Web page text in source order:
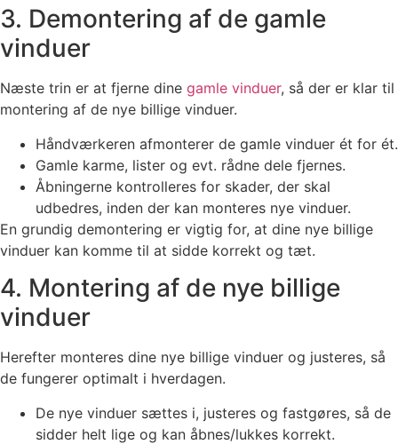
3. Demontering af de gamle
vinduer
Næste trin er at fjerne dine gamle vinduer, så der er klar til
montering af de nye billige vinduer.
Håndværkeren afmonterer de gamle vinduer ét for ét.
Gamle karme, lister og evt. rådne dele fjernes.
Åbningerne kontrolleres for skader, der skal
udbedres, inden der kan monteres nye vinduer.
En grundig demontering er vigtig for, at dine nye billige
vinduer kan komme til at sidde korrekt og tæt.
4. Montering af de nye billige
vinduer
Herefter monteres dine nye billige vinduer og justeres, så
de fungerer optimalt i hverdagen.
De nye vinduer sættes i, justeres og fastgøres, så de
sidder helt lige og kan åbnes/lukkes korrekt.